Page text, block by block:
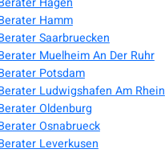
Hamm
Saarbruecken
Muelheim An Der Ruhr
Potsdam
Ludwigshafen Am Rhein
Oldenburg
Osnabrueck
Leverkusen